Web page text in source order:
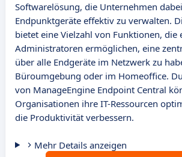
Softwarelösung, die Unternehmen
Endpunktgeräte effektiv zu verwalten.
bietet eine Vielzahl von Funktionen, die
Administratoren ermöglichen, eine
über alle Endgeräte im Netzwerk zu
Büroumgebung oder im Homeoffice.
von ManageEngine Endpoint Central
Organisationen ihre IT-Ressourcen
die Produktivität verbessern.
Mehr Details anzeigen